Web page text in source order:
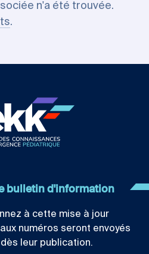
n'a été trouvée.
.
bulletin d'information
à cette mise à jour
numéros seront envoyés
leur publication.